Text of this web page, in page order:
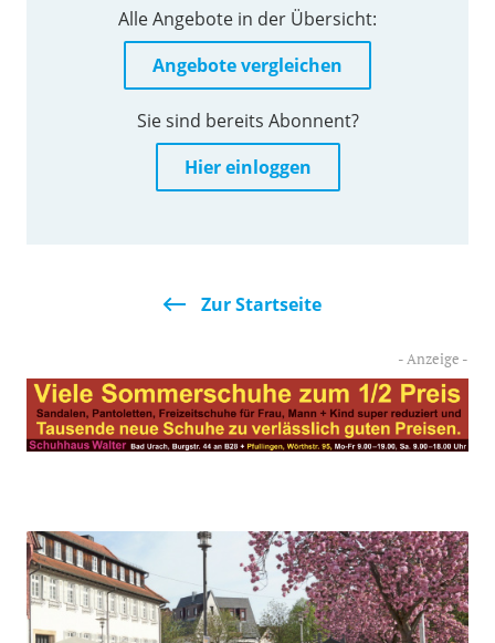
Alle Angebote in der Übersicht:
Angebote vergleichen
Sie sind bereits Abonnent?
Hier einloggen
Zur Startseite